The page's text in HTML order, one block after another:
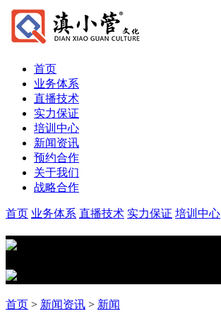
首页
业务体系
直播技术
实力保证
培训中心
新闻资讯
预约合作
关于我们
战略合作
首页 业务体系 直播技术 实力保证 培训中心
首页 > 新闻资讯 > 新闻